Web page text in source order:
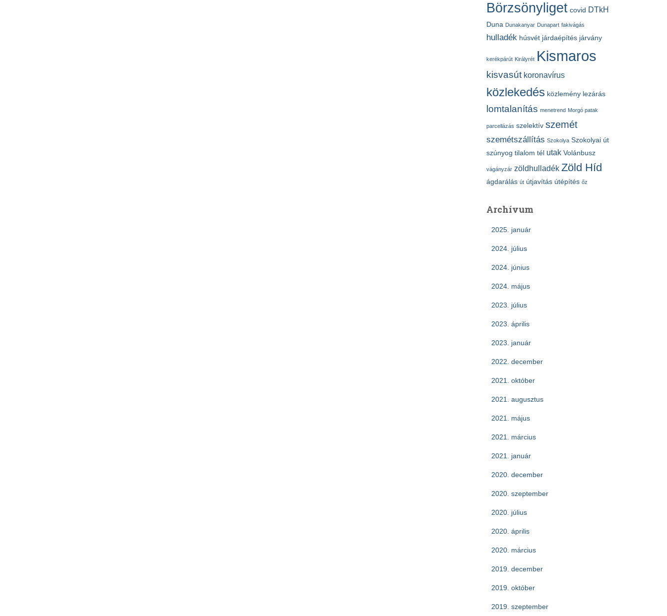
Börzsönyliget covid DTkH
Duna Dunakanyar Dunapart fakivágás
hulladék húsvét járdaépítés járvány
kerékpárút Királyrét Kismaros
kisvasút koronavírus
közlekedés közlemény lezárás
lomtalanítás menetrend Morgó patak
parcellázás szelektív szemét
szemétszállítás Szokolya Szokolyai út
szúnyog tilalom tél utak Volánbusz
vágányzár zöldhulladék Zöld Híd
ágdarálás út útjavítás útépítés őz
Archívum
2025. január
2024. július
2024. június
2024. május
2023. július
2023. április
2023. január
2022. december
2021. október
2021. augusztus
2021. május
2021. március
2021. január
2020. december
2020. szeptember
2020. július
2020. április
2020. március
2019. december
2019. október
2019. szeptember